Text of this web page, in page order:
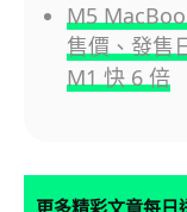
M5
售價、發售
M1 快 6 倍